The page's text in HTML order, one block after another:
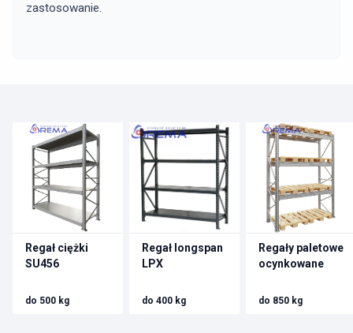
zastosowanie.
Regał ciężki
SU456
do 500 kg
Regał longspan
LPX
do 400 kg
Regały paletowe
ocynkowane
do 850 kg